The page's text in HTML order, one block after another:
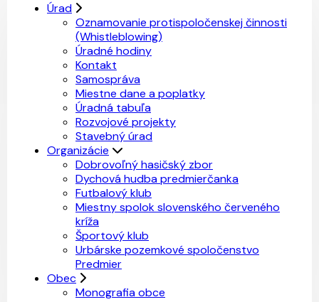
Úrad
Oznamovanie protispoločenskej činnosti
(Whistleblowing)
Úradné hodiny
Kontakt
Samospráva
Miestne dane a poplatky
Úradná tabuľa
Rozvojové projekty
Stavebný úrad
Organizácie
Dobrovoľný hasičský zbor
Dychová hudba predmierčanka
Futbalový klub
Miestny spolok slovenského červeného
kríža
Športový klub
Urbárske pozemkové spoločenstvo
Predmier
Obec
Monografia obce